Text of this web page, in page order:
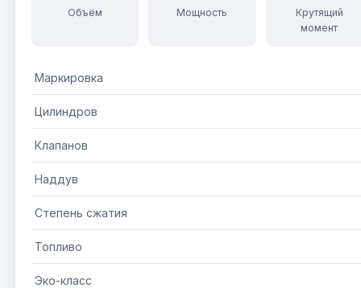
Объём Мощность
Крутящий
момент
Маркировка
Цилиндров
Клапанов
Наддув
Степень сжатия
Топливо
Эко-класс